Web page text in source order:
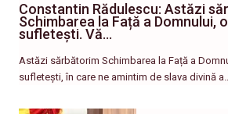
Constantin Rădulescu: Astăzi
Schimbarea la Față a Domnului,
sufletești. Vă…
Astăzi sărbătorim Schimbarea la Față a
sufletești, în care ne amintim de slava divină